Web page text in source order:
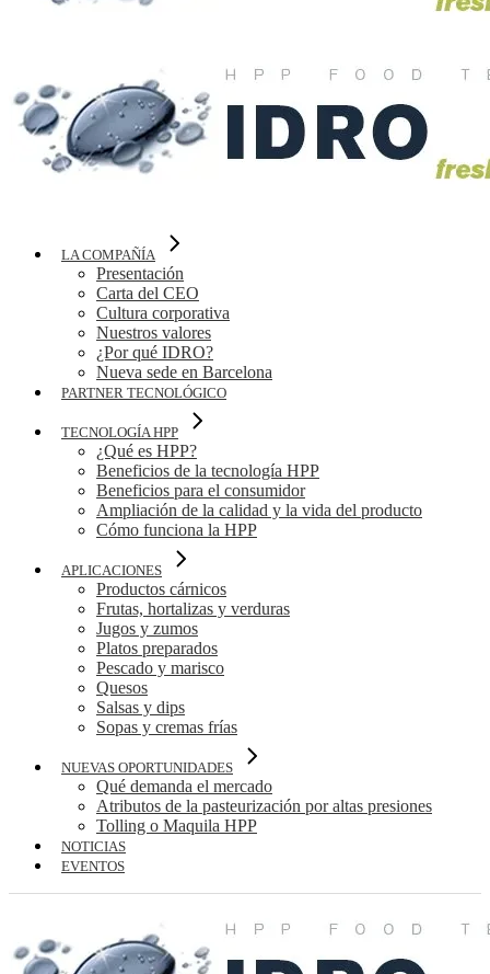
LA COMPAÑÍA
Presentación
Carta del CEO
Cultura corporativa
Nuestros valores
¿Por qué IDRO?
Nueva sede en Barcelona
PARTNER TECNOLÓGICO
TECNOLOGÍA HPP
¿Qué es HPP?
Beneficios de la tecnología HPP
Beneficios para el consumidor
Ampliación de la calidad y la vida del producto
Cómo funciona la HPP
APLICACIONES
Productos cárnicos
Frutas, hortalizas y verduras
Jugos y zumos
Platos preparados
Pescado y marisco
Quesos
Salsas y dips
Sopas y cremas frías
NUEVAS OPORTUNIDADES
Qué demanda el mercado
Atributos de la pasteurización por altas presiones
Tolling o Maquila HPP
NOTICIAS
EVENTOS